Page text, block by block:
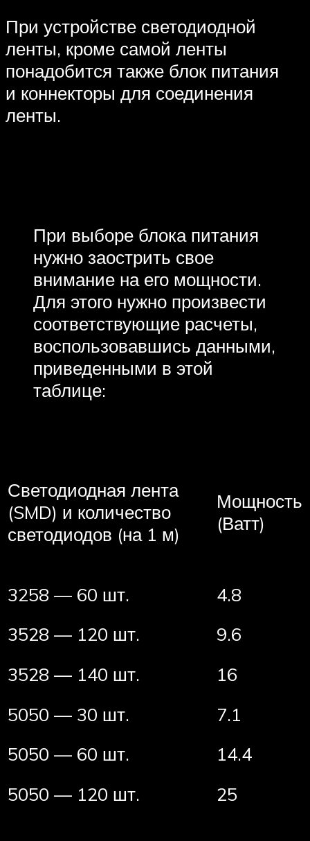
При устройстве светодиодной
ленты, кроме самой ленты
понадобится также блок питания
и коннекторы для соединения
ленты.
При выборе блока питания
нужно заострить свое
внимание на его мощности.
Для этого нужно произвести
соответствующие расчеты,
воспользовавшись данными,
приведенными в этой
таблице:
Светодиодная лента
(SMD) и количество
светодиодов (на 1 м)
Мощность
(Ватт)
3258 — 60 шт.
3528 — 120 шт.
3528 — 140 шт.
5050 — 30 шт.
5050 — 60 шт.
5050 — 120 шт.
4.8
9.6
16
7.1
14.4
25